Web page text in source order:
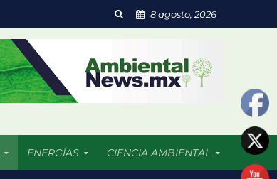
8 agosto, 2026
ENERGÍAS CIENCIA AMBIENTAL